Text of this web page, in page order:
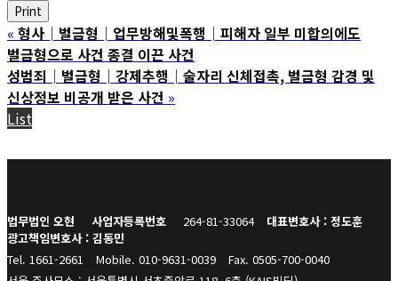
Print
« 형사│벌금형│업무방해및폭행│피해자 일부 미합의에도
벌금형으로 사건 종결 이끈 사건
성범죄│벌금형│강제추행│술자리 신체접촉, 벌금형 감경 및
신상정보 비공개 받은 사건 »
List
법무법인 오현 사업자등록번호 264-81-33064
대표변호사 : 정도훈
광고책임변호사 : 김동민
Tel. 1661-2661
Mobile. 010-9631-0039
Fax. 0505-700-0040